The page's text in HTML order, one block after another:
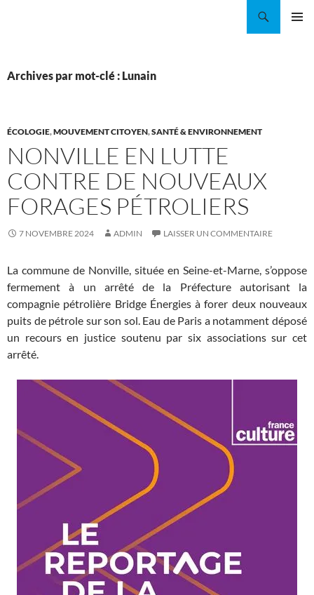
Archives par mot-clé : Lunain
ÉCOLOGIE,MOUVEMENT CITOYEN,SANTÉ & ENVIRONNEMENT
NONVILLE EN LUTTE
CONTRE DE NOUVEAUX
FORAGES PÉTROLIERS
7 NOVEMBRE 2024 ADMIN LAISSER UN COMMENTAIRE
La commune de Nonville, située en Seine-et-Marne, s’oppose
fermement à un arrêté de la Préfecture autorisant la
compagnie pétrolière Bridge Énergies à forer deux nouveaux
puits de pétrole sur son sol. Eau de Paris a notamment déposé
un recours en justice soutenu par six associations sur cet
arrêté.